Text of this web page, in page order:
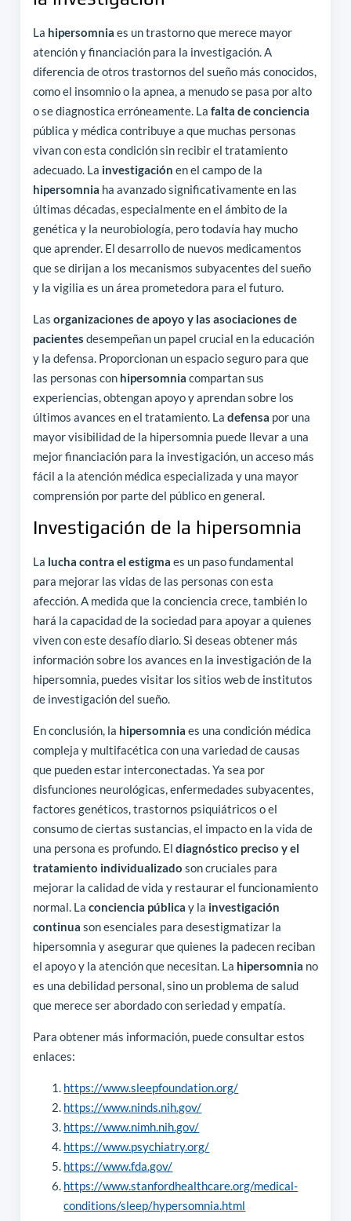
La hipersomnia es un trastorno que merece mayor
atención y financiación para la investigación. A
diferencia de otros trastornos del sueño más conocidos,
como el insomnio o la apnea, a menudo se pasa por alto
o se diagnostica erróneamente. La falta de conciencia
pública y médica contribuye a que muchas personas
vivan con esta condición sin recibir el tratamiento
adecuado. La investigación en el campo de la
hipersomnia ha avanzado significativamente en las
últimas décadas, especialmente en el ámbito de la
genética y la neurobiología, pero todavía hay mucho
que aprender. El desarrollo de nuevos medicamentos
que se dirijan a los mecanismos subyacentes del sueño
y la vigilia es un área prometedora para el futuro.
Las organizaciones de apoyo y las asociaciones de
pacientes desempeñan un papel crucial en la educación
y la defensa. Proporcionan un espacio seguro para que
las personas con hipersomnia compartan sus
experiencias, obtengan apoyo y aprendan sobre los
últimos avances en el tratamiento. La defensa por una
mayor visibilidad de la hipersomnia puede llevar a una
mejor financiación para la investigación, un acceso más
fácil a la atención médica especializada y una mayor
comprensión por parte del público en general.
Investigación de la hipersomnia
La lucha contra el estigma es un paso fundamental
para mejorar las vidas de las personas con esta
afección. A medida que la conciencia crece, también lo
hará la capacidad de la sociedad para apoyar a quienes
viven con este desafío diario. Si deseas obtener más
información sobre los avances en la investigación de la
hipersomnia, puedes visitar los sitios web de institutos
de investigación del sueño.
En conclusión, la hipersomnia es una condición médica
compleja y multifacética con una variedad de causas
que pueden estar interconectadas. Ya sea por
disfunciones neurológicas, enfermedades subyacentes,
factores genéticos, trastornos psiquiátricos o el
consumo de ciertas sustancias, el impacto en la vida de
una persona es profundo. El diagnóstico preciso y el
tratamiento individualizado son cruciales para
mejorar la calidad de vida y restaurar el funcionamiento
normal. La conciencia pública y la investigación
continua son esenciales para desestigmatizar la
hipersomnia y asegurar que quienes la padecen reciban
el apoyo y la atención que necesitan. La hipersomnia no
es una debilidad personal, sino un problema de salud
que merece ser abordado con seriedad y empatía.
Para obtener más información, puede consultar estos
enlaces:
https://www.sleepfoundation.org/
https://www.ninds.nih.gov/
https://www.nimh.nih.gov/
https://www.psychiatry.org/
https://www.fda.gov/
https://www.stanfordhealthcare.org/medical-
conditions/sleep/hypersomnia.html